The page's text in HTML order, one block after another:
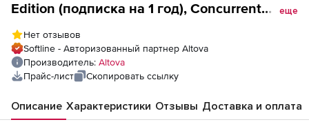
Edition (подписка на 1 год), Concurrent
еще
Нет отзывов
Softline - Авторизованный партнер Altova
Производитель: Altova
Прайс-лист
Скопировать ссылку
Описание Характеристики Отзывы Доставка и оплата